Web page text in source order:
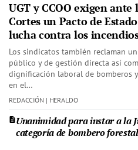
UGT y CCOO exigen ante
Cortes un Pacto de
lucha contra los
Los sindicatos también reclaman
público y de gestión directa así
dignificación laboral de bomberos
en el…
REDACCIÓN | HERALDO
Unanimidad para instar a la
categoría de bombero